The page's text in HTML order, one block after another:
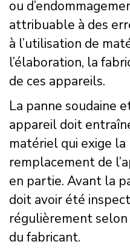
ou
attribuable à des
à l’utilisation de
l’élaboration, la
de ces appareils.
La panne soudaine
appareil doit
matériel qui exige
remplacement de
en partie. Avant la
doit avoir été
régulièrement
du fabricant.